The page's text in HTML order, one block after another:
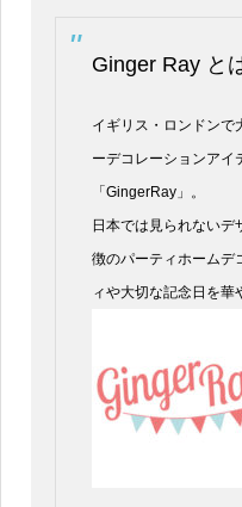
Ginger Ray と
イギリス・ロンドンで
ーデコレーションアイ
「GingerRay」。
日本では見られないデ
徴のパーティホームデ
ィや大切な記念日を華